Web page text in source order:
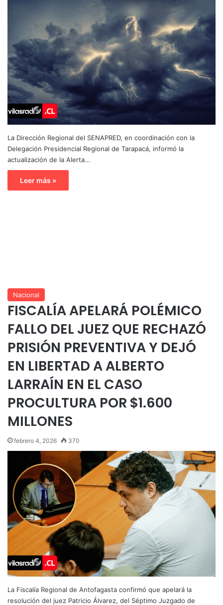
La Dirección Regional del SENAPRED, en coordinación con la
Delegación Presidencial Regional de Tarapacá, informó la
actualización de la Alerta…
Leer más »
Nacional
FISCALÍA APELARÁ POLÉMICO
FALLO DEL JUEZ QUE RECHAZÓ
PRISIÓN PREVENTIVA Y DEJÓ
EN LIBERTAD A ALBERTO
LARRAÍN EN EL CASO
PROCULTURA POR $1.600
MILLONES
febrero 4, 2026 370
La Fiscalía Regional de Antofagasta confirmó que apelará la
resolución del juez Patricio Álvarez, del Séptimo Juzgado de